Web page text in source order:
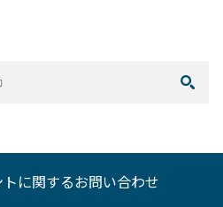
に関するお問い合わせ